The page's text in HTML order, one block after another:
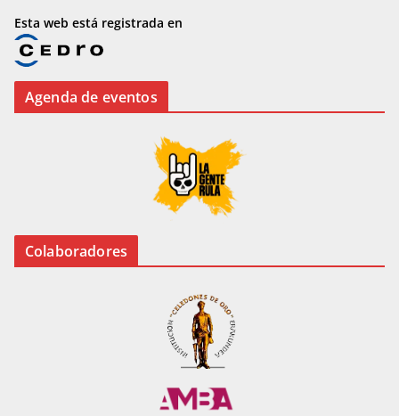
Esta web está registrada en
Agenda de eventos
Colaboradores